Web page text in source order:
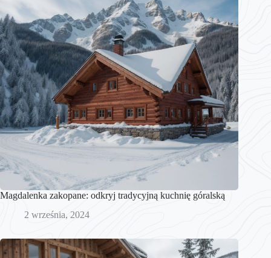
Magdalenka zakopane: odkryj tradycyjną kuchnię góralską
2 września, 2024